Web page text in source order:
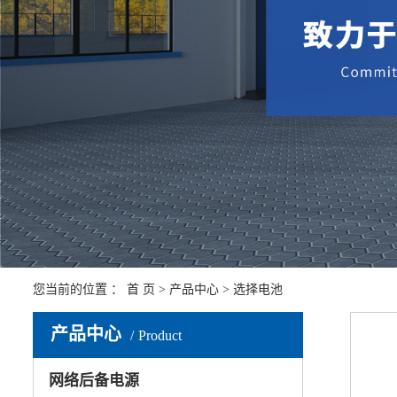
您当前的位置 ： 首 页 > 产品中心 > 选择电池
产品中心 Product
网络后备电源